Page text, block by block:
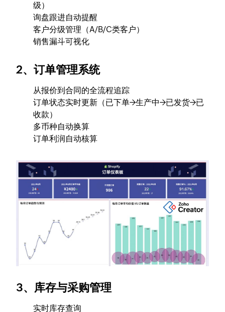
级）
询盘跟进自动提醒
客户分级管理（A/B/C类客户）
销售漏斗可视化
2、订单管理系统
从报价到合同的全流程追踪
订单状态实时更新（已下单→生产中→已发货→已
收款）
多币种自动换算
订单利润自动核算
3、库存与采购管理
实时库存查询